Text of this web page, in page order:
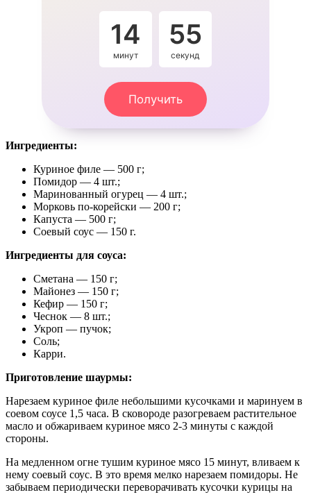
14
минут
54
секунды
Получить
Ингредиенты:
Куриное филе — 500 г;
Помидор — 4 шт.;
Маринованный огурец — 4 шт.;
Морковь по-корейски — 200 г;
Капуста — 500 г;
Соевый соус — 150 г.
Ингредиенты для соуса:
Сметана — 150 г;
Майонез — 150 г;
Кефир — 150 г;
Чеснок — 8 шт.;
Укроп — пучок;
Соль;
Карри.
Приготовление шаурмы:
Нарезаем куриное филе небольшими кусочками и маринуем в
соевом соусе 1,5 часа. В сковороде разогреваем растительное
масло и обжариваем куриное мясо 2-3 минуты с каждой
стороны.
На медленном огне тушим куриное мясо 15 минут, вливаем к
нему соевый соус. В это время мелко нарезаем помидоры. Не
забываем периодически переворачивать кусочки курицы на